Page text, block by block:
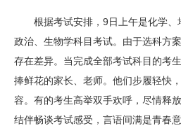
根据考试安排，9日上午是化学、
政治、生物学科目考试。由于选科方
存在差异。当完成全部考试科目的考
捧鲜花的家长、老师。他们步履轻快
容。有的考生高举双手欢呼，尽情释
结伴畅谈考试感受，言语间满是青春